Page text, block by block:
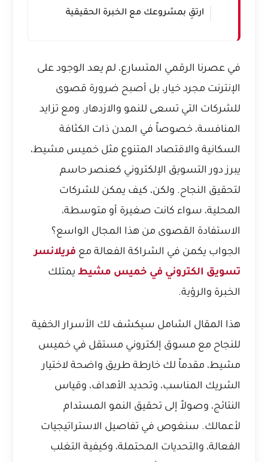
ارتقِ بمشروعك مع الخبرة الحقيقية
في عصرنا الرقمي المتسارع، لم يعد الوجود على
الإنترنت مجرد خيار، بل أصبح ضرورة قصوى
للشركات التي تسعى للنمو والازدهار. ومع تزايد
المنافسة، خصوصاً في المدن ذات الكثافة
السكانية والاقتصاد المتنوع مثل خميس مشيط،
يبرز دور التسويق الإلكتروني كعنصر حاسم
لتحقيق النجاح. ولكن، كيف يمكن للشركات
المحلية، سواء كانت صغيرة أو متوسطة،
الاستفادة القصوى من هذا المجال الواسع؟
الجواب يكمن في الشراكة الفعالة مع فريلانسر
تسويق الكتروني في خميس مشيط يمتلك
الخبرة والرؤية.
هذا المقال الشامل سيكشف لك الأسرار الخفية
للنجاح مع مسوق إلكتروني مستقل في خميس
مشيط، مقدماً لك خارطة طريق واضحة لاختيار
الشريك المناسب، وتحديد الأهداف، وقياس
النتائج، وصولاً إلى تحقيق النمو المستدام
لأعمالك. سنغوص في تفاصيل الاستراتيجيات
الفعالة، والتحديات المحتملة، وكيفية التغلب